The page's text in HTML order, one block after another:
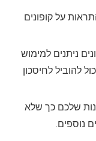
על קופונים
ניתנים למימוש
להוביל לחיסכון
את ההזמנות שלכם כך שלא
נוספים.